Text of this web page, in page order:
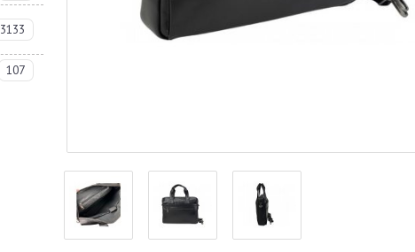
3133
107